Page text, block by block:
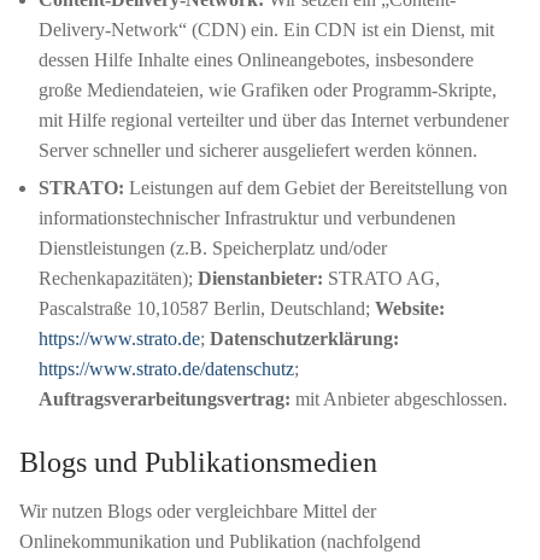
Delivery-Network“ (CDN) ein. Ein CDN ist ein Dienst, mit
dessen Hilfe Inhalte eines Onlineangebotes, insbesondere
große Mediendateien, wie Grafiken oder Programm-Skripte,
mit Hilfe regional verteilter und über das Internet verbundener
Server schneller und sicherer ausgeliefert werden können.
STRATO: Leistungen auf dem Gebiet der Bereitstellung von
informationstechnischer Infrastruktur und verbundenen
Dienstleistungen (z.B. Speicherplatz und/oder
Rechenkapazitäten); Dienstanbieter: STRATO AG,
Pascalstraße 10,10587 Berlin, Deutschland; Website:
https://www.strato.de; Datenschutzerklärung:
https://www.strato.de/datenschutz;
Auftragsverarbeitungsvertrag: mit Anbieter abgeschlossen.
Blogs und Publikationsmedien
Wir nutzen Blogs oder vergleichbare Mittel der
Onlinekommunikation und Publikation (nachfolgend